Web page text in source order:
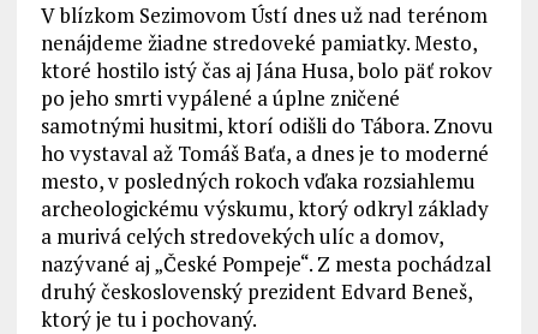
V blízkom Sezimovom Ústí dnes už nad terénom
nenájdeme žiadne stredoveké pamiatky. Mesto,
ktoré hostilo istý čas aj Jána Husa, bolo päť rokov
po jeho smrti vypálené a úplne zničené
samotnými husitmi, ktorí odišli do Tábora. Znovu
ho vystaval až Tomáš Baťa, a dnes je to moderné
mesto, v posledných rokoch vďaka rozsiahlemu
archeologickému výskumu, ktorý odkryl základy
a murivá celých stredovekých ulíc a domov,
nazývané aj „České Pompeje“. Z mesta pochádzal
druhý československý prezident Edvard Beneš,
ktorý je tu i pochovaný.